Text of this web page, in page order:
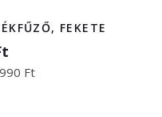
FEKETE
Ft